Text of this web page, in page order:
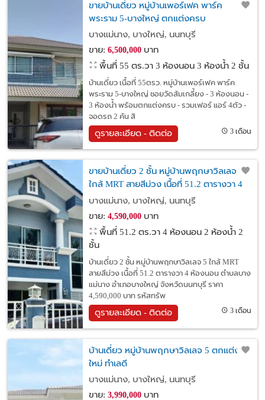
ขายบ้านเดี่ยว หมู่บ้านเพอร์เฟค พาร์ค
พระราม 5-บางใหญ่ ตกแต่งครบ
บางแม่นาง, บางใหญ่, นนทบุรี
ขาย: 6,500,000บาท
พื้นที่ 55 ตร.วา 3 ห้องนอน 3 ห้องน้ำ 2 ชั้น
บ้านเดี่ยว เนื้อที่ 55ตรว. หมู่บ้านเพอร์เฟค พาร์ค
พระราม 5-บางใหญ่ ชอยวัดส้มเกลี้ยง - 3 ห้องนอน -
3 ห้องน้ำ พร้อมตกแต่งครบ - รวมเฟอร์ แอร์ 4ตัว -
จอดรถ 2 คัน สิ
ดูรายละเอียด - ติดต่อ 3 เดือน
ขายบ้านเดี่ยว 2 ชั้น หมู่บ้านพฤกษาวิลเลจ 5
ใกล้ MRT สายสีม่วง เนื้อที่ 51.2 ตารางวา 4
ห้องนอน ตำบลบางแม่นาง อำเภอบางใหญ่
บางแม่นาง, บางใหญ่, นนทบุรี
ขาย: 4,590,000บาท
พื้นที่ 51.2 ตร.วา 4 ห้องนอน 2 ห้องน้ำ 2
ชั้น
บ้านเดี่ยว 2 ชั้น หมู่บ้านพฤกษาวิลเลจ 5 ใกล้ MRT
สายสีม่วง เนื้อที่ 51.2 ตารางวา 4 ห้องนอน ตำบลบาง
แม่นาง อำเภอบางใหญ่ จังหวัดนนทบุรี ราคา
4,590,000 บาท รหัสทรัพ
ดูรายละเอียด - ติดต่อ 3 เดือน
บ้านเดี่ยว หมู่บ้านพฤกษาวิลเลจ 5 ตกแต่ง
ใหม่ ทำเลดี
บางแม่นาง, บางใหญ่, นนทบุรี
ขาย: 3,990,000บาท